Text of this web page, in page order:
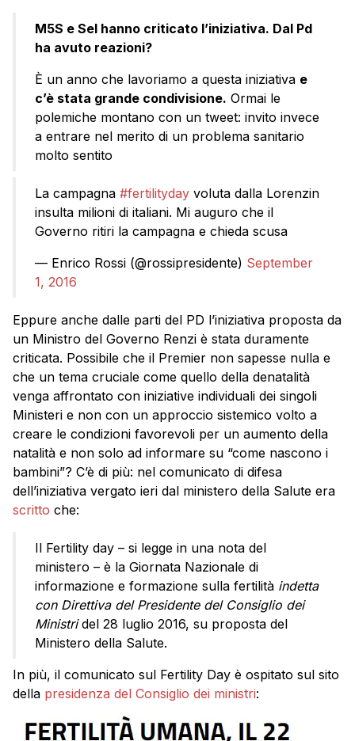
M5S e Sel hanno criticato l’iniziativa. Dal Pd
ha avuto reazioni?
È un anno che lavoriamo a questa iniziativa e
c’è stata grande condivisione. Ormai le
polemiche montano con un tweet: invito invece
a entrare nel merito di un problema sanitario
molto sentito
La campagna #fertilityday voluta dalla Lorenzin
insulta milioni di italiani. Mi auguro che il
Governo ritiri la campagna e chieda scusa
— Enrico Rossi (@rossipresidente) September
1, 2016
Eppure anche dalle parti del PD l’iniziativa proposta da
un Ministro del Governo Renzi è stata duramente
criticata. Possibile che il Premier non sapesse nulla e
che un tema cruciale come quello della denatalità
venga affrontato con iniziative individuali dei singoli
Ministeri e non con un approccio sistemico volto a
creare le condizioni favorevoli per un aumento della
natalità e non solo ad informare su “come nascono i
bambini”? C’è di più: nel comunicato di difesa
dell’iniziativa vergato ieri dal ministero della Salute era
scritto che:
Il Fertility day – si legge in una nota del
ministero – è la Giornata Nazionale di
informazione e formazione sulla fertilità indetta
con Direttiva del Presidente del Consiglio dei
Ministridel 28 luglio 2016, su proposta del
Ministero della Salute.
In più, il comunicato sul Fertility Day è ospitato sul sito
della presidenza del Consiglio dei ministri: